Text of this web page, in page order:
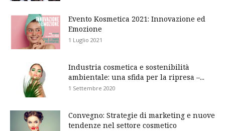
Evento Kosmetica 2021: Innovazione ed
Emozione
1 Luglio 2021
Industria cosmetica e sostenibilità
ambientale: una sfida per la ripresa –...
1 Settembre 2020
Convegno: Strategie di marketing e nuove
tendenze nel settore cosmetico